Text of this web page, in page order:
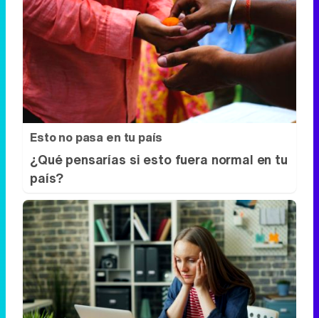
Esto no pasa en tu país
¿Qué pensarías si esto fuera normal en tu
país?
Señales de agotamiento
¿Te sientes cansado sin razón? Estas